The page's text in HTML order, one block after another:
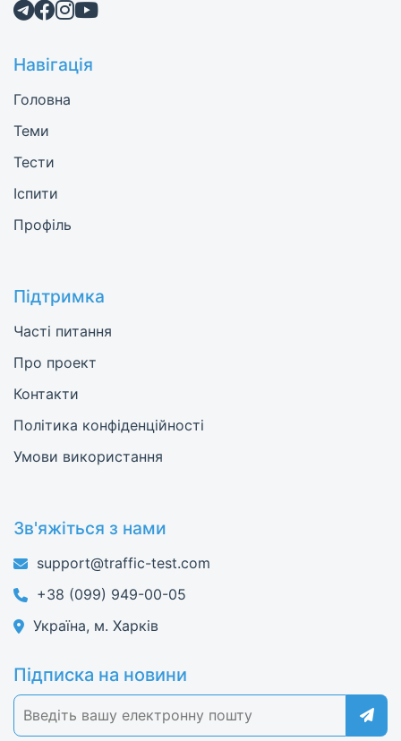
Навігація
Головна
Теми
Тести
Іспити
Профіль
Підтримка
Часті питання
Про проект
Контакти
Політика конфіденційності
Умови використання
Зв'яжіться з нами
support@traffic-test.com
+38 (099) 949-00-05
Україна, м. Харків
Підписка на новини